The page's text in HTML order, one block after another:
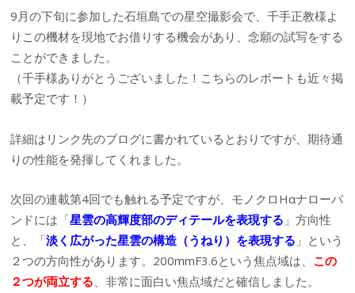
9月の下旬に参加した石垣島での星空撮影会で、千手正教様よ
りこの機材を現地でお借りする機会があり、念願の試写をする
ことができました。
（千手様ありがとうございました！こちらのレポートも近々掲
載予定です！）
詳細はリンク先のブログに書かれているとおりですが、期待通
りの性能を発揮してくれました。
次回の連載第4回でも触れる予定ですが、モノクロHαナローバ
ンドには「星雲の高輝度部のディテールを表現する 」方向性
と、「淡く広がった星雲の構造（うねり）を表現する 」という
２つの方向性があります。200mmF3.6という焦点域は、 この
２つが両立する、非常に面白い焦点域だと確信しました。